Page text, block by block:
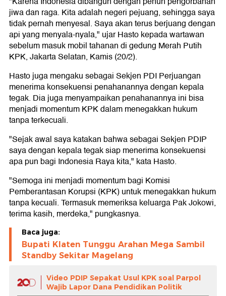
jiwa dan raga. Kita adalah negeri pejuang, sehingga saya
tidak pernah menyesal. Saya akan terus berjuang dengan
api yang menyala-nyala," ujar Hasto kepada wartawan
sebelum masuk mobil tahanan di gedung Merah Putih
KPK, Jakarta Selatan, Kamis (20/2).
Hasto juga mengaku sebagai Sekjen PDI Perjuangan
menerima konsekuensi penahanannya dengan kepala
tegak. Dia juga menyampaikan penahanannya ini bisa
menjadi momentum KPK dalam menegakkan hukum
tanpa terkecuali.
"Sejak awal saya katakan bahwa sebagai Sekjen PDIP
saya dengan kepala tegak siap menerima konsekuensi
apa pun bagi Indonesia Raya kita," kata Hasto.
"Semoga ini menjadi momentum bagi Komisi
Pemberantasan Korupsi (KPK) untuk menegakkan hukum
tanpa kecuali. Termasuk memeriksa keluarga Pak Jokowi,
terima kasih, merdeka," pungkasnya.
Baca juga:
Bupati Klaten Tunggu Arahan Mega Sambil
Standby Sekitar Magelang
Video PDIP Sepakat Usul KPK soal Parpol
Wajib Lapor Dana Pendidikan Politik